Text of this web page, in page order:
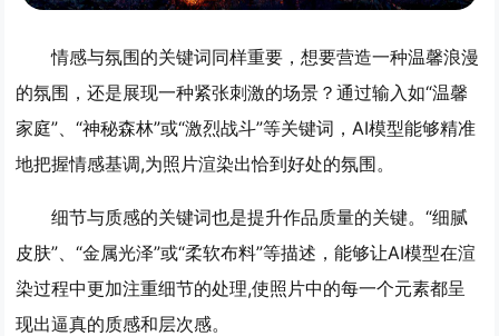
情感与氛围的关键词同样重要，想要营造一种温馨浪漫
的氛围，还是展现一种紧张刺激的场景？通过输入如“温馨
家庭”、“神秘森林”或“激烈战斗”等关键词，AI模型能够精准
地把握情感基调,为照片渲染出恰到好处的氛围。
细节与质感的关键词也是提升作品质量的关键。“细腻
皮肤”、“金属光泽”或“柔软布料”等描述，能够让AI模型在渲
染过程中更加注重细节的处理,使照片中的每一个元素都呈
现出逼真的质感和层次感。